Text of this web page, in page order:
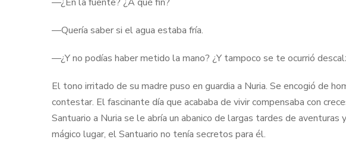
—Quería saber si el agua estaba fría.
—¿Y no podías haber metido la mano? ¿Y tampoco se te ocurrió
El tono irritado de su madre puso en guardia a Nuria. Se encogió de
contestar. El fascinante día que acababa de vivir compensaba con
Santuario a Nuria se le abría un abanico de largas tardes de aventuras
mágico lugar, el Santuario no tenía secretos para él.